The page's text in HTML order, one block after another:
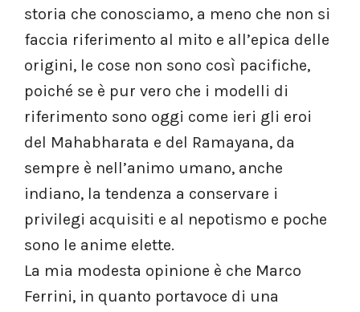
storia che conosciamo, a meno che non si
faccia riferimento al mito e all’epica delle
origini, le cose non sono così pacifiche,
poiché se è pur vero che i modelli di
riferimento sono oggi come ieri gli eroi
del Mahabharata e del Ramayana, da
sempre è nell’animo umano, anche
indiano, la tendenza a conservare i
privilegi acquisiti e al nepotismo e poche
sono le anime elette.
La mia modesta opinione è che Marco
Ferrini, in quanto portavoce di una